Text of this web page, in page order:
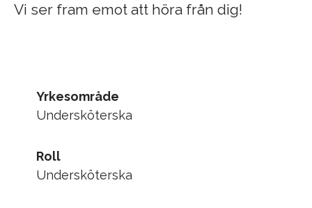
Vi ser fram emot att höra från dig!
Yrkesområde
Undersköterska
Roll
Undersköterska